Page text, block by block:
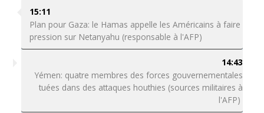
15:11
Plan pour Gaza: le Hamas appelle les Américains à faire
pression sur Netanyahu (responsable à l'AFP)
14:43
Yémen: quatre membres des forces gouvernementales
tuées dans des attaques houthies (sources militaires à
l'AFP)